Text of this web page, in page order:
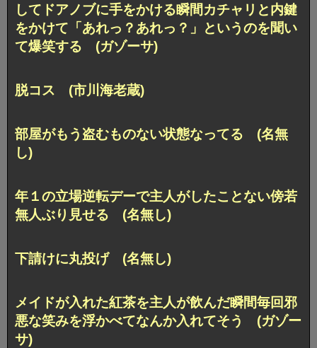
してドアノブに手をかける瞬間カチャリと内鍵
をかけて「あれっ？あれっ？」というのを聞い
て爆笑する (ガゾーサ)
脱コス (市川海老蔵)
部屋がもう盗むものない状態なってる (名無
し)
年１の立場逆転デーで主人がしたことない傍若
無人ぶり見せる (名無し)
下請けに丸投げ (名無し)
メイドが入れた紅茶を主人が飲んだ瞬間毎回邪
悪な笑みを浮かべてなんか入れてそう (ガゾー
サ)